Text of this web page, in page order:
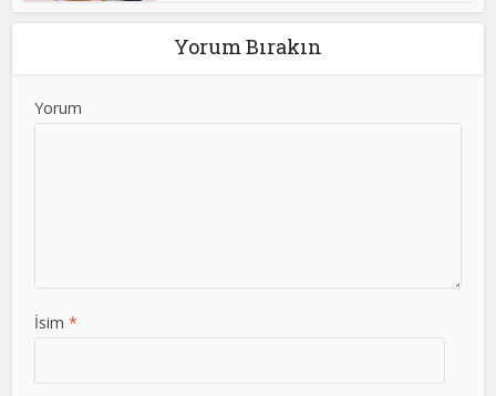
Yorum Bırakın
Yorum
İsim *